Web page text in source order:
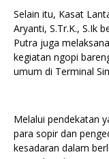
Selain itu, Kasat
Aryanti, S.Tr.K., S.Ik
Putra juga
kegiatan ngopi
umum di Terminal
Melalui pendekatan
para sopir dan
kesadaran dalam